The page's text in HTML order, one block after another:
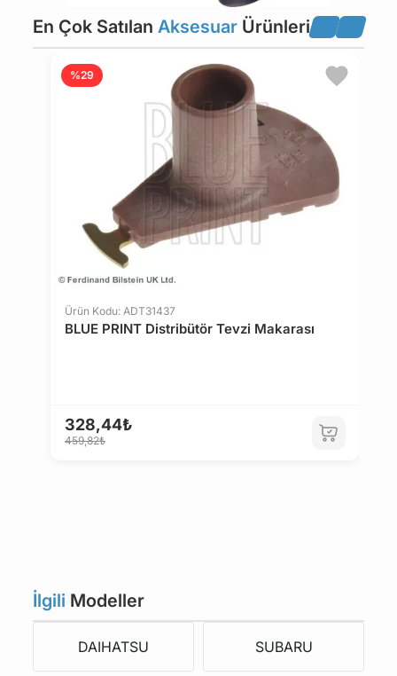
En Çok Satılan Aksesuar Ürünleri
Ürün Kodu: ADT31437
BLUE PRINT Distribütör Tevzi Makarası
328,44₺
459,82₺
%29
İlgili Modeller
DAIHATSU SUBARU